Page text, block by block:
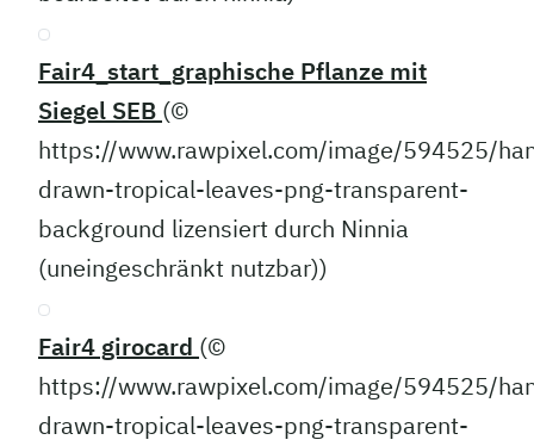
Fair4_start_graphische Pflanze mit
Siegel SEB (©
https://www.rawpixel.com/image/594525/
drawn-tropical-leaves-png-transparent-
background lizensiert durch Ninnia
(uneingeschränkt nutzbar))
Fair4 girocard (©
https://www.rawpixel.com/image/594525/
drawn-tropical-leaves-png-transparent-